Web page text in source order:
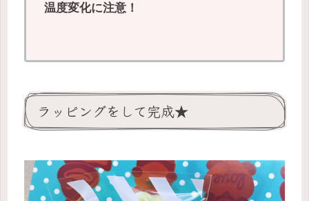
温度変化に注意！
ラッピングをして完成★